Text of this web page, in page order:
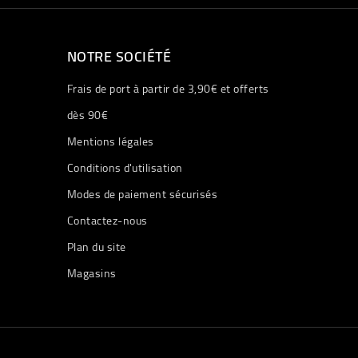
NOTRE SOCIÉTÉ
Frais de port à partir de 3,90€ et offerts
dès 90€
Mentions légales
Conditions d'utilisation
Modes de paiement sécurisés
Contactez-nous
Plan du site
Magasins